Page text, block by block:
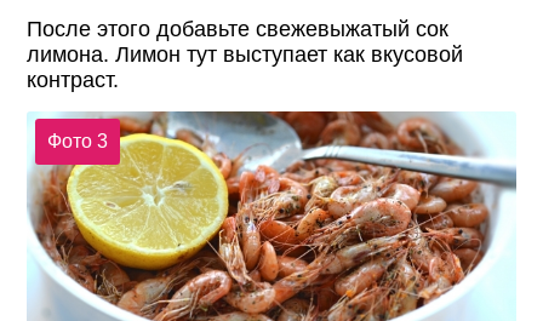
После этого добавьте свежевыжатый сок
лимона. Лимон тут выступает как вкусовой
контраст.
Фото 3